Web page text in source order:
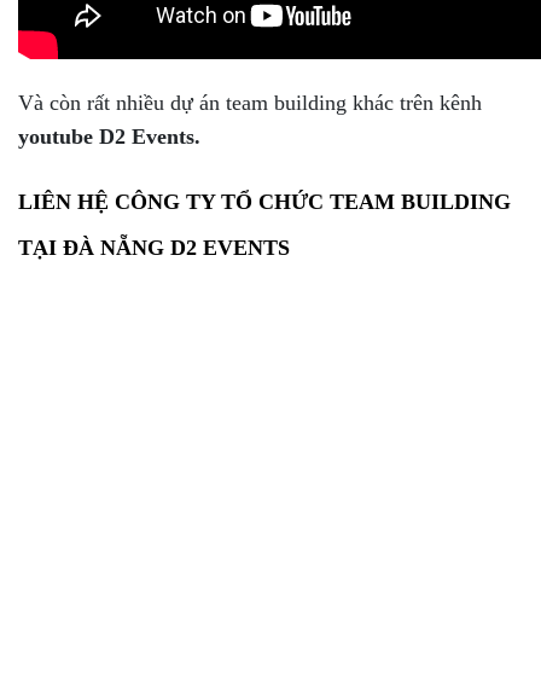
Và còn rất nhiều dự án team building khác trên kênh
youtube D2 Events.
LIÊN HỆ CÔNG TY TỔ CHỨC TEAM BUILDING
TẠI ĐÀ NẴNG D2 EVENTS